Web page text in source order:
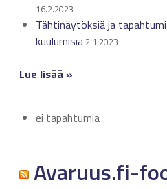
16.2.2023
Tähtinäytöksiä ja
kuulumisia 2.1.2023
Lue lisää »
ei tapahtumia
Avaruus.fi-